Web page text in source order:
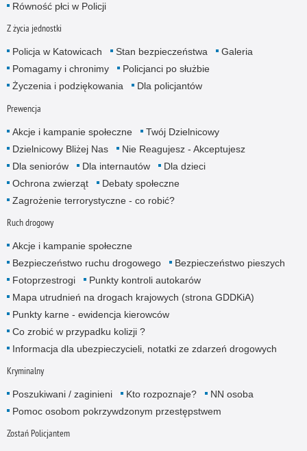
Równość płci w Policji
Z życia jednostki
Policja w Katowicach Stan bezpieczeństwa
Galeria
Pomagamy i chronimy
Policjanci po służbie
Życzenia i podziękowania
Dla policjantów
Prewencja
Akcje i kampanie społeczne
Twój Dzielnicowy
Dzielnicowy Bliżej Nas
Nie Reagujesz - Akceptujesz
Dla seniorów
Dla internautów
Dla dzieci
Ochrona zwierząt
Debaty społeczne
Zagrożenie terrorystyczne - co robić?
Ruch drogowy
Akcje i kampanie społeczne
Bezpieczeństwo ruchu drogowego
Bezpieczeństwo pieszych
Fotoprzestrogi
Punkty kontroli autokarów
Mapa utrudnień na drogach krajowych (strona GDDKiA)
Punkty karne - ewidencja kierowców
Co zrobić w przypadku kolizji ?
Informacja dla ubezpieczycieli, notatki ze zdarzeń drogowych
Kryminalny
Poszukiwani / zaginieni Kto rozpoznaje?
NN osoba
Pomoc osobom pokrzywdzonym przestępstwem
Zostań Policjantem